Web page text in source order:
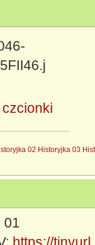
02 Historyjka 03
01